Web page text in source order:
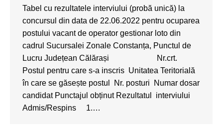
Tabel cu rezultatele interviului (probă unică) la
concursul din data de 22.06.2022 pentru ocuparea
postului vacant de operator gestionar loto din
cadrul Sucursalei Zonale Constanța, Punctul de
Lucru Județean Călărași Nr.crt.
Postul pentru care s-a inscris Unitatea Teritorială
în care se găsește postul Nr. posturi Numar dosar
candidat Punctajul obținut Rezultatul interviului
Admis/Respins 1.…